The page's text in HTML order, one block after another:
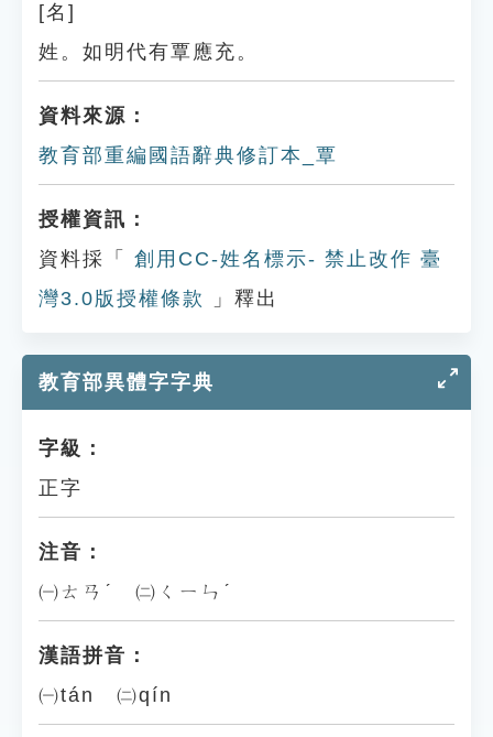
[名]
姓。如明代有覃應充。
資料來源：
教育部重編國語辭典修訂本_覃
授權資訊：
資料採「
創用CC-姓名標示- 禁止改作 臺
灣3.0版授權條款
」釋出
教育部異體字字典
字級：
正字
注音：
㈠ㄊㄢˊ ㈡ㄑㄧㄣˊ
漢語拼音：
㈠tán ㈡qín